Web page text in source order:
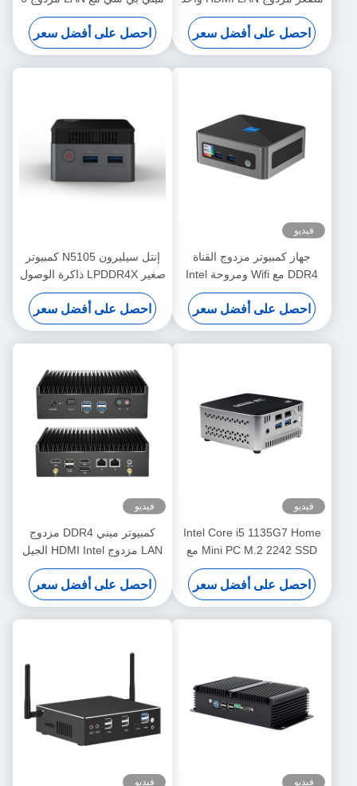
DDR4 16G كمبيوتر محمول
صغير
احصل على أفضل سعر
COM و DDR4 حتى 8G
احصل على أفضل سعر
فيديو
جهاز كمبيوتر مزدوج القناة
DDR4 مع Wifi ومروحة Intel
Core I7-1360P المعالج
احصل على أفضل سعر
إنتل سيليرون N5105 كمبيوتر
صغير LPDDR4X ذاكرة الوصول
العشوائي 8G مع فتحة TF
ومروحة للمكتب المنزلي
احصل على أفضل سعر
فيديو
Intel Core i5 1135G7 Home
Mini PC M.2 2242 SSD مع
شبكة LAN مزدوجة ومروحة
احصل على أفضل سعر
فيديو
كمبيوتر ميني DDR4 مزدوج
LAN مزدوج HDMI Intel الجيل
الثاني عشر Core i3 i5 i7
كمبيوتر ميني
احصل على أفضل سعر
فيديو فيديو